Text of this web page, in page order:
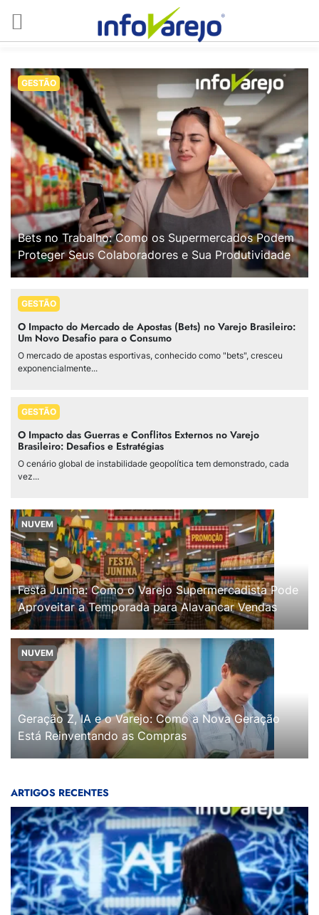
GESTÃO
Bets no Trabalho: Como os Supermercados Podem
Proteger Seus Colaboradores e Sua Produtividade
GESTÃO
O Impacto do Mercado de Apostas (Bets) no Varejo Brasileiro:
Um Novo Desafio para o Consumo
O mercado de apostas esportivas, conhecido como "bets", cresceu
exponencialmente...
GESTÃO
O Impacto das Guerras e Conflitos Externos no Varejo
Brasileiro: Desafios e Estratégias
O cenário global de instabilidade geopolítica tem demonstrado, cada
vez...
NUVEM
Festa Junina: Como o Varejo Supermercadista Pode
Aproveitar a Temporada para Alavancar Vendas
NUVEM
Geração Z, IA e o Varejo: Como a Nova Geração
Está Reinventando as Compras
ARTIGOS RECENTES